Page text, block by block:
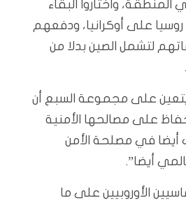
المنطقة، واختاروا البقاء
على أوكرانيا، ودفعهم
لتشمل الصين بدلا من
على مجموعة السبع أن
على مصالحها الأمنية
أيضا في مصلحة الأمن
أيضا”.
الأوروبيين على ما